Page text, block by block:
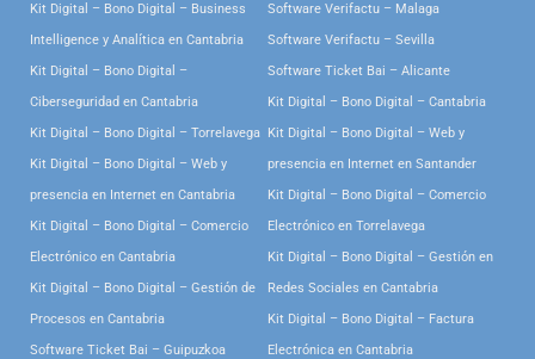
Kit Digital – Bono Digital – Business
Intelligence y Analítica en Cantabria
Kit Digital – Bono Digital –
Ciberseguridad en Cantabria
Kit Digital – Bono Digital – Torrelavega
Kit Digital – Bono Digital – Web y
presencia en Internet en Cantabria
Kit Digital – Bono Digital – Comercio
Electrónico en Cantabria
Kit Digital – Bono Digital – Gestión de
Procesos en Cantabria
Software Ticket Bai – Guipuzkoa
Software Verifactu – Malaga
Software Verifactu – Sevilla
Software Ticket Bai – Alicante
Kit Digital – Bono Digital – Cantabria
Kit Digital – Bono Digital – Web y
presencia en Internet en Santander
Kit Digital – Bono Digital – Comercio
Electrónico en Torrelavega
Kit Digital – Bono Digital – Gestión en
Redes Sociales en Cantabria
Kit Digital – Bono Digital – Factura
Electrónica en Cantabria